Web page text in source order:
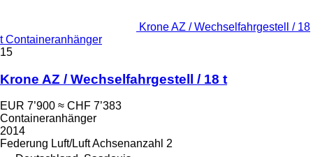
Krone AZ / Wechselfahrgestell / 18
t Containeranhänger
15
Krone AZ / Wechselfahrgestell / 18 t
EUR 7’900 ≈ CHF 7’383
Containeranhänger
2014
Federung Luft/LuftAchsenanzahl 2